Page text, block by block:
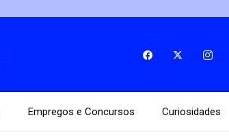
Empregos e Concursos Curiosidades